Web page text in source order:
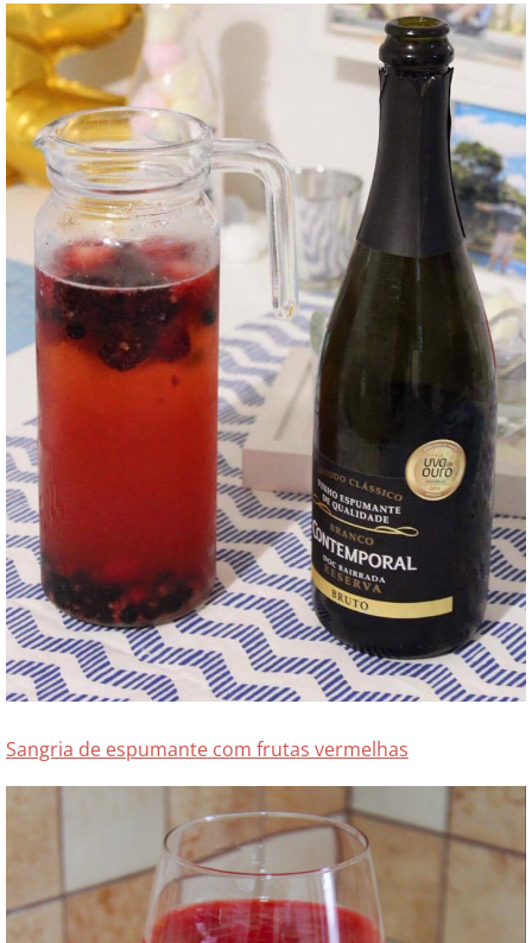
Sangria de espumante com frutas vermelhas